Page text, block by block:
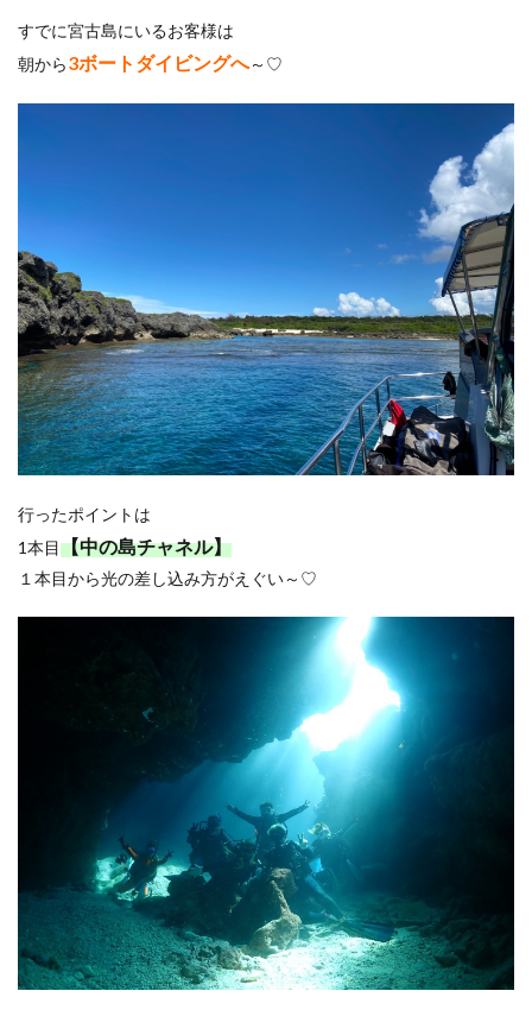
すでに宮古島にいるお客様は
朝から3ボートダイビングへ～♡
行ったポイントは
1本目【中の島チャネル】
１本目から光の差し込み方がえぐい～♡